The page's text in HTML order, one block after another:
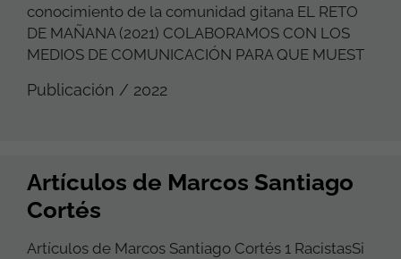
conocimiento de la comunidad gitana EL RETO
DE MAÑANA (2021) COLABORAMOS CON LOS
MEDIOS DE COMUNICACIÓN PARA QUE MUEST
Publicación / 2022
Artículos de Marcos Santiago
Cortés
Artículos de Marcos Santiago Cortés 1 RacistasSi